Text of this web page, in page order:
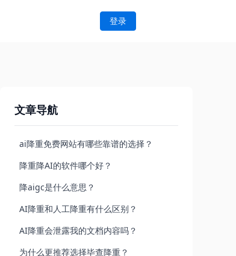
登录
文章导航
ai降重免费网站有哪些靠谱的选择？
降重降AI的软件哪个好？
降aigc是什么意思？
AI降重和人工降重有什么区别？
AI降重会泄露我的文档内容吗？
为什么更推荐选择毕查降重？